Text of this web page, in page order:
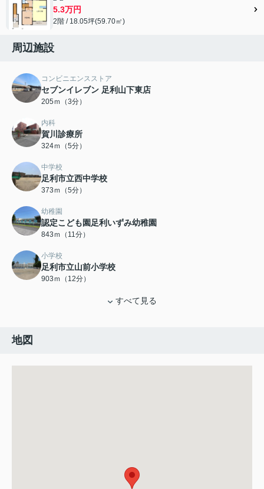
5.3万円
2階 / 18.05坪(59.70㎡)
周辺施設
コンビニエンスストア
セブンイレブン 足利山下東店
205ｍ（3分）
内科
賀川診療所
324ｍ（5分）
中学校
足利市立西中学校
373ｍ（5分）
幼稚園
認定こども園足利いずみ幼稚園
843ｍ（11分）
小学校
足利市立山前小学校
903ｍ（12分）
すべて見る
地図